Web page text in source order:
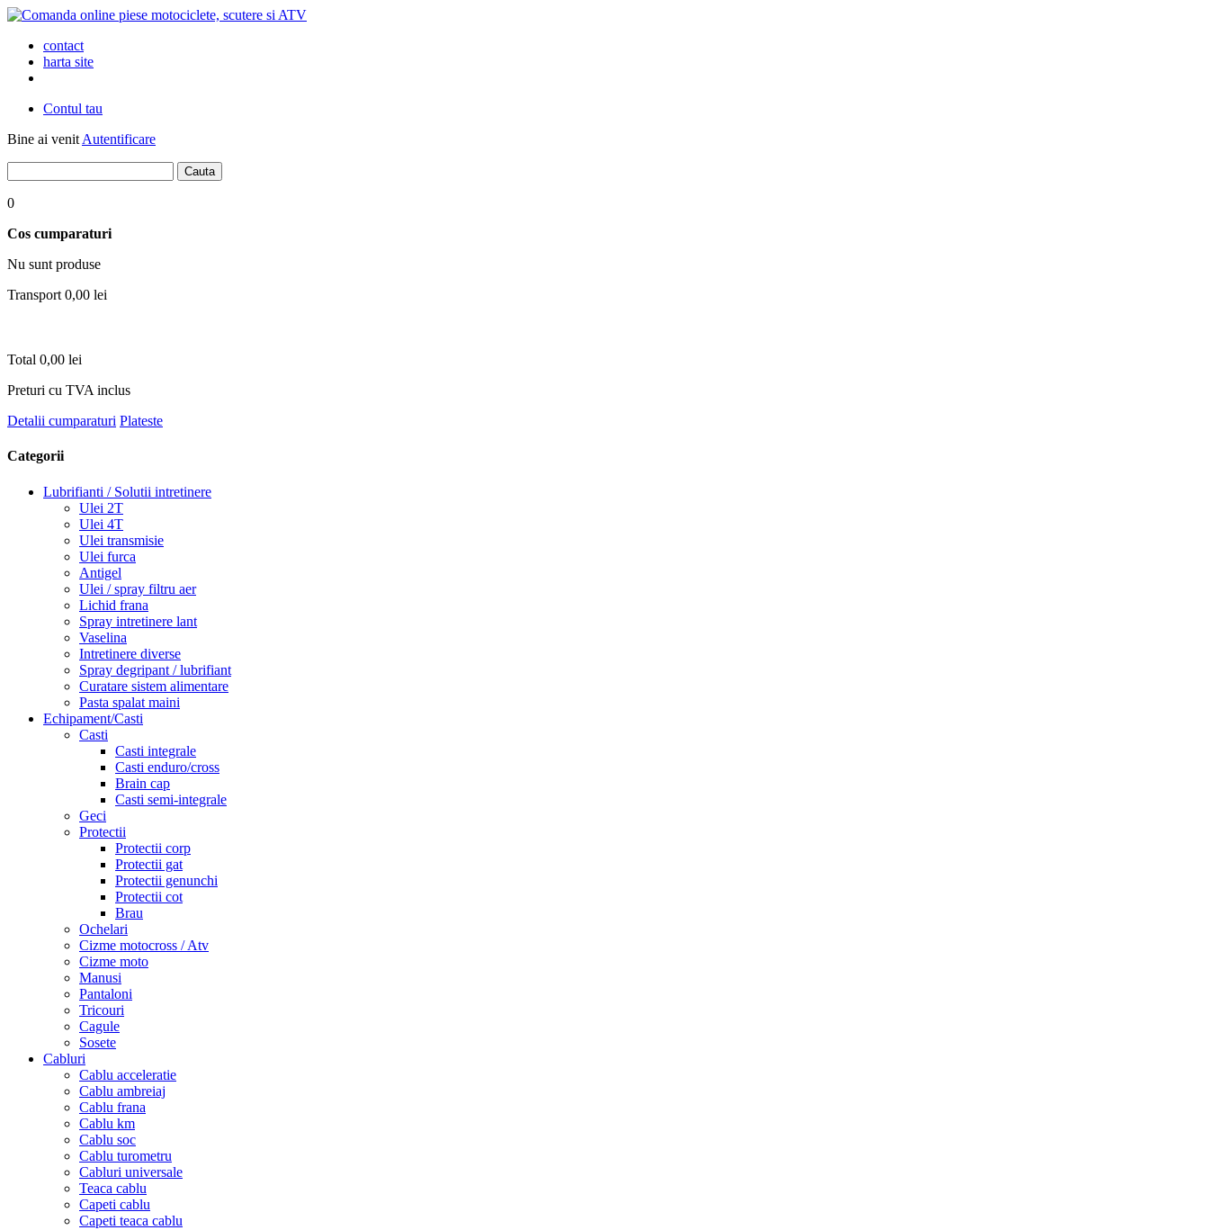
contact
harta site
Contul tau
Bine ai venit Autentificare
0
Cos cumparaturi
Nu sunt produse
Transport 0,00 lei
Total 0,00 lei
Preturi cu TVA inclus
Detalii cumparaturi Plateste
Categorii
Lubrifianti / Solutii intretinere
Ulei 2T
Ulei 4T
Ulei transmisie
Ulei furca
Antigel
Ulei / spray filtru aer
Lichid frana
Spray intretinere lant
Vaselina
Intretinere diverse
Spray degripant / lubrifiant
Curatare sistem alimentare
Pasta spalat maini
Echipament/Casti
Casti
Casti integrale
Casti enduro/cross
Brain cap
Casti semi-integrale
Geci
Protectii
Protectii corp
Protectii gat
Protectii genunchi
Protectii cot
Brau
Ochelari
Cizme motocross / Atv
Cizme moto
Manusi
Pantaloni
Tricouri
Cagule
Sosete
Cabluri
Cablu acceleratie
Cablu ambreiaj
Cablu frana
Cablu km
Cablu soc
Cablu turometru
Cabluri universale
Teaca cablu
Capeti cablu
Capeti teaca cablu